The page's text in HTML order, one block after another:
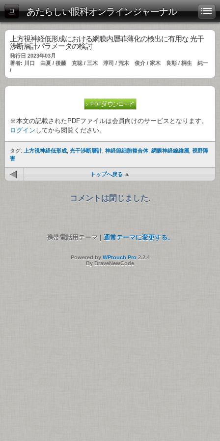
あたらしい眼科オンラインジャーナル
上方視神経低形成における網膜内層菲薄化の検出に有用な 光干
渉断層計パラメータの検討
発行日 2023年03月
著者: 川口 由夏 / 後藤 克聡 / 三木 淳司 / 荒木 俊介 / 家木 良彰 / 桐生 純一
/
※本文の記載されたPDFファイルは会員向けのサービスとなります。
ログイン してから閲覧ください。
タグ: 上方視神経低形成 光干渉断層計 神経節細胞複合体 網膜神経線維層 視野障
害
トップへ戻る
コメントは閉じました.
携帯電話用テーマ | 通常テーマに変更する。
Powered by WPtouch Pro2.2.4
By BraveNewCode